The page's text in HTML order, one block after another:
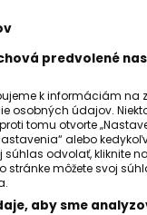
že Ladislav
Jeho syn
Symfónia
Sintov
nej
predvolené
k informáciám na
osobných údajov.
tomu otvorte
alebo
odvolať, kliknite
stránke môžete svoj
aby sme